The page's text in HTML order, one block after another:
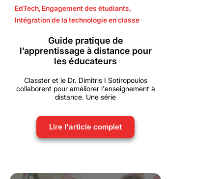
EdTech, Engagement des étudiants,
Intégration de la technologie en classe
Guide pratique de
l’apprentissage à distance pour
les éducateurs
Classter et le Dr. Dimitris I Sotiropoulos
collaborent pour améliorer l'enseignement à
distance. Une série
Lire l'article complet